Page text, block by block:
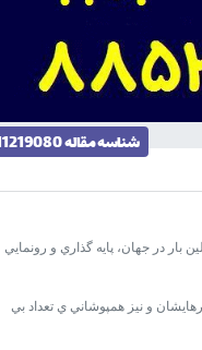
شناسه مقاله 3111219080
بار در جهان، پايه گذاري و رونمايي
و نيز همپوشاني ي تعداد بي